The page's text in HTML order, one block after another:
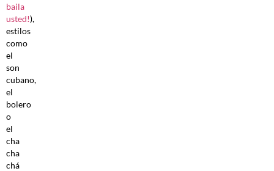
baila
usted!),
estilos
como
el
son
cubano,
el
bolero
o
el
cha
cha
chá